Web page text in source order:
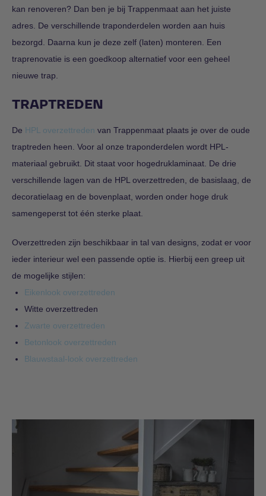
kan renoveren? Dan ben je bij Trappenmaat aan het juiste
adres. De verschillende traponderdelen worden aan huis
bezorgd. Daarna kun je deze zelf (laten) monteren. Een
traprenovatie is een goedkoop alternatief voor een geheel
nieuwe trap.
TRAPTREDEN
De HPL overzettreden van Trappenmaat plaats je over de oude
traptreden heen. Voor al onze traponderdelen wordt HPL-
materiaal gebruikt. Dit staat voor hogedruklaminaat. De drie
verschillende lagen van de HPL overzettreden, de basislaag, de
decoratielaag en de bovenplaat, worden onder hoge druk
samengeperst tot één sterke plaat.
Overzettreden zijn beschikbaar in tal van designs, zodat er voor
ieder interieur wel een passende optie is. Hierbij een greep uit
de mogelijke stijlen:
Eikenlook overzettreden
Witte overzettreden
Zwarte overzettreden
Betonlook overzettreden
Blauwstaal-look overzettreden